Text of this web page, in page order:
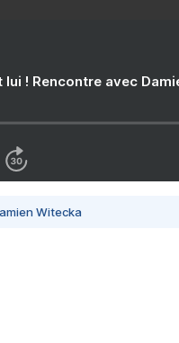
! Rencontre avec
Witecka